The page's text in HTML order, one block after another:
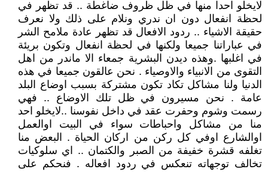
لايخلو احدا منها في ظل ظروف ضاغطة .. قد تظهر في
لحظة انفعال دون ان ندري ونلام على ذلك ولا نعرف
حقيقة الاشياء .. ردود الافعال قد تظهر عادة ملامح الشر
في عباراتنا جميعا ولكنها في لحظة انفعال وتكون بريئة
في اغلبها .وهذه ديدن البشرية جمعاء الا ماندر من اهل
التقوى من الانبياء والاوصياء . نحن عالقون جميعا في هذه
الدنيا ولنا مشاكل تكاد تكون مشتركة بسبب اوضاع البلد
عامة . نحن مسيرون في ظل تلك الاوضاع .. فهي
رسمت وشوم وحفرت عقد في داخل نفوسنا ..لايخلو احد
منا من مشاكل واحباطات سواء في البيت اوالعمل
اوالشارع اوفي كل ركن من اركان الحياة . البعض منا
تغلفه قشرة خفيفة من الصبر والكتمان .. اي سلوكيات
تخالف توجهاته تنعكس في ردود افعاله . فنحكم على